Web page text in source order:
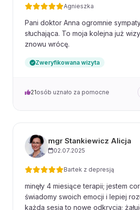
Agnieszka
Pani doktor Anna ogromnie
słuchająca. To moja kolejna już
znowu wrócę.
Zweryfikowana wizyta
21osób uznało za pomocne
mgr Stankiewicz Alicja
02.07.2025
Bartek z depresją
minęły 4 miesiące terapii; jestem
świadomy swoich emocji i lepiej
każda sesja to nowe odkrycia;